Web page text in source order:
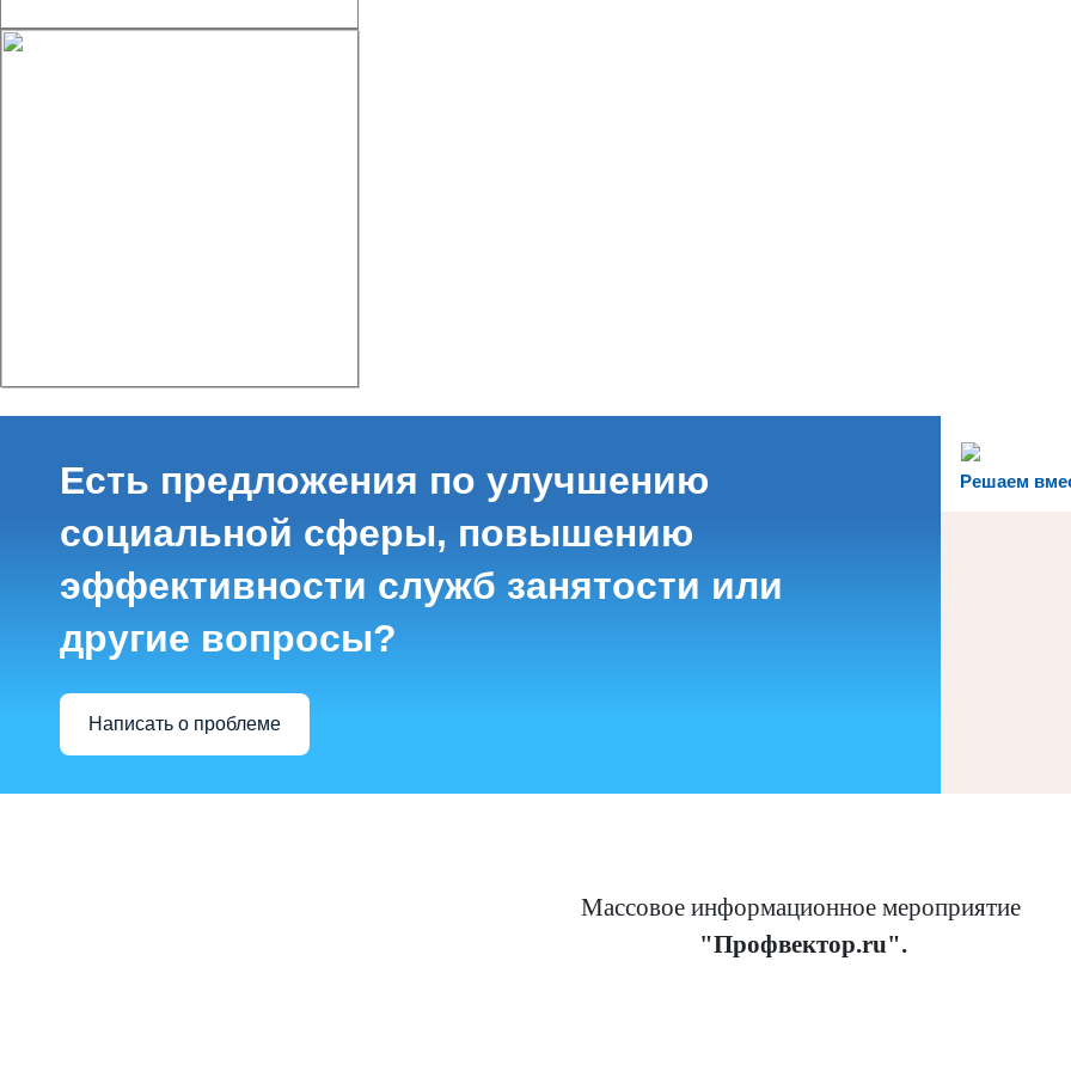
Решаем
Есть предложения по улучшению
социальной сферы, повышению
эффективности служб занятости или
другие вопросы?
Написать о проблеме
Массовое информационное мероприятие
"Профвектор.ru".